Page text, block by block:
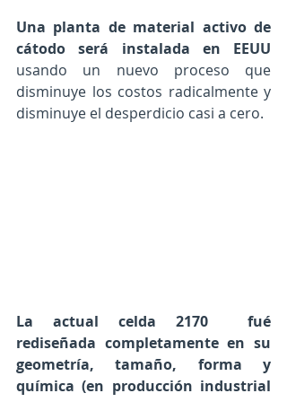
Una planta de material activo de
usando un nuevo proceso que
disminuye los costos radicalmente y
disminuye el desperdicio casi a cero.
La actual celda 2170  fué
rediseñada completamente en su
geometría, tamaño, forma y
química (en producción industrial